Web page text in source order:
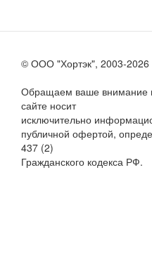
© ООО "Хортэк", 2003-2026
Обращаем ваше внимание
сайте носит
исключительно
публичной офертой,
437 (2)
Гражданского кодекса РФ.